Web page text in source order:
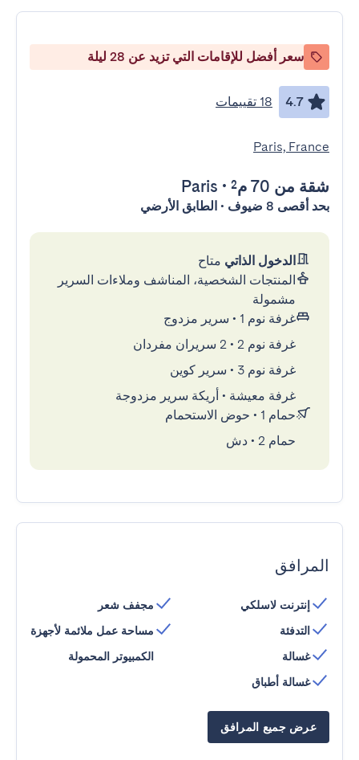
سعر أفضل للإقامات التي تزيد عن 28 ليلة
4.7 18 تقييمات
Paris, France
شقة من 70 م² •
Paris
بحد أقصى 8 ضيوف • الطابق الأرضي
الدخول الذاتي متاح
المنتجات الشخصية، المناشف وملاءات السرير
مشمولة
غرفة نوم 1
• سرير مزدوج
غرفة نوم 2
• 2 سريران مفردان
غرفة نوم 3
• سرير كوين
غرفة معيشة • أريكة سرير مزدوجة
حمام 1
• حوض الاستحمام
حمام 2
• دش
المرافق
إنترنت لاسلكي
التدفئة
غسالة
غسالة أطباق
مجفف شعر
مساحة عمل ملائمة لأجهزة
الكمبيوتر المحمولة
عرض جميع المرافق